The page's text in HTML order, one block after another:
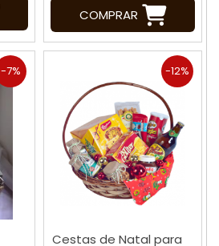
COMPRAR
-7% -12%
Cestas de Natal para